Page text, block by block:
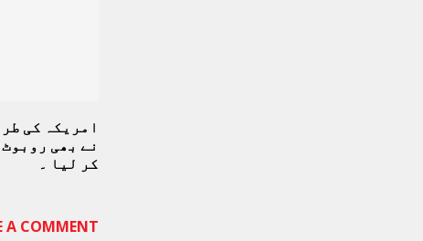
امریکہ کی
نے بھی
کر لیا ۔
A COMMENT